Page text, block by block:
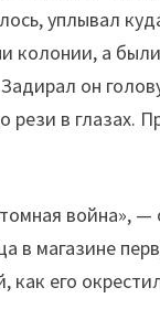
уплывал
колонии, а
он
рези в глазах.
война», —
в магазине
как его